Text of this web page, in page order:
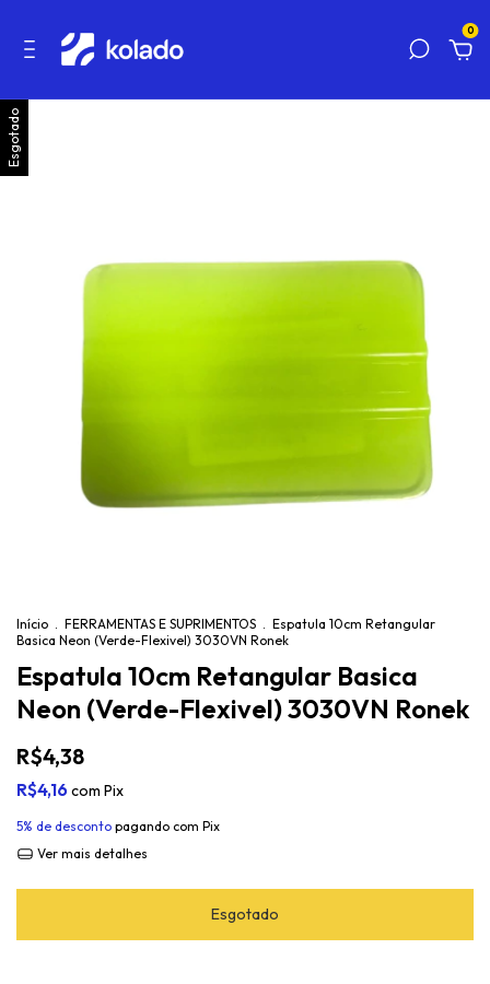
0
Esgotado
Início . FERRAMENTAS E SUPRIMENTOS . Espatula 10cm Retangular
Basica Neon (Verde-Flexivel) 3030VN Ronek
Espatula 10cm Retangular Basica
Neon (Verde-Flexivel) 3030VN Ronek
R$4,38
R$4,16 com Pix
5% de desconto pagando com Pix
Ver mais detalhes